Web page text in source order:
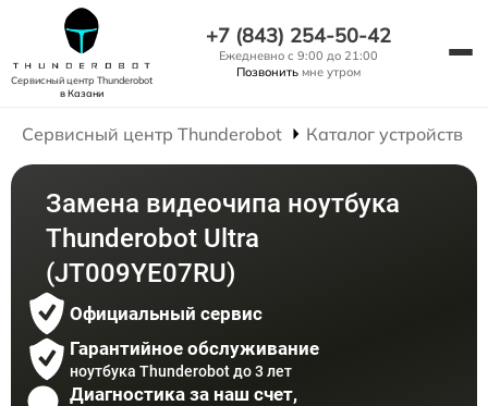
Сервисный центр Thunderobot
в Казани
+7 (843) 254-50-42
Ежедневно с 9:00 до 21:00
Позвонить мне утром
Сервисный центр Thunderobot Каталог устройств
Замена видеочипа ноутбука
Thunderobot Ultra
(JT009YE07RU)
Официальный сервис
Гарантийное обслуживание
ноутбука Thunderobot до 3 лет
Диагностика за наш счет,